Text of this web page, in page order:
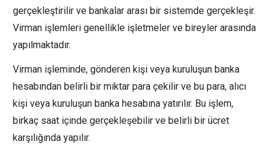
gerçekleştirilir ve bankalar arası bir sistemde gerçekleşir.
Virman işlemleri genellikle işletmeler ve bireyler arasında
yapılmaktadır.
Virman işleminde, gönderen kişi veya kuruluşun banka
hesabından belirli bir miktar para çekilir ve bu para, alıcı
kişi veya kuruluşun banka hesabına yatırılır. Bu işlem,
birkaç saat içinde gerçekleşebilir ve belirli bir ücret
karşılığında yapılır.